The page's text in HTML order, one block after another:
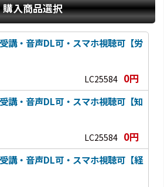
購入商品選択
講・音声DL可・スマホ視聴可【労
LC25584 0円
講・音声DL可・スマホ視聴可【知
LC25584 0円
講・音声DL可・スマホ視聴可【経